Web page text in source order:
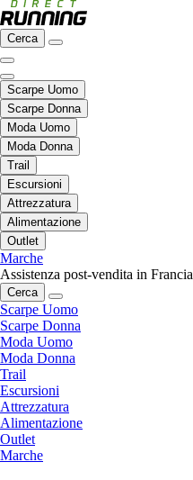
Cerca
Scarpe Uomo
Scarpe Donna
Moda Uomo
Moda Donna
Trail
Escursioni
Attrezzatura
Alimentazione
Outlet
Marche
Assistenza post-vendita in Francia
Cerca
Scarpe Uomo
Scarpe Donna
Moda Uomo
Moda Donna
Trail
Escursioni
Attrezzatura
Alimentazione
Outlet
Marche